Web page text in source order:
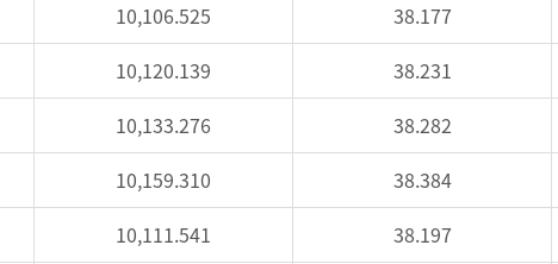
10,106.525 38.177
10,120.139 38.231
10,133.276 38.282
10,159.310 38.384
10,111.541 38.197